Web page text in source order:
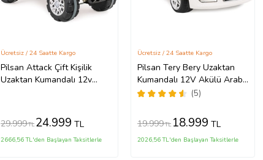
Pilsan Attack Çift Kişilik
Uzaktan Kumandalı 12v
Ücretsiz / 24 Saatte Kargo
29.999TL 24.999 TL
2666,56 TL'den Başlayan Taksitlerle
Pilsan Tery Bery Uzaktan
Kumandalı 12V Akülü Araba
Beyaz
(5)
Ücretsiz / 24 Saatte Kargo
19.999TL 18.999 TL
2026,56 TL'den Başlayan Taksitlerle